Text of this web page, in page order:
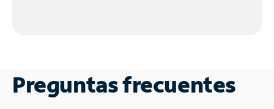
Preguntas frecuentes